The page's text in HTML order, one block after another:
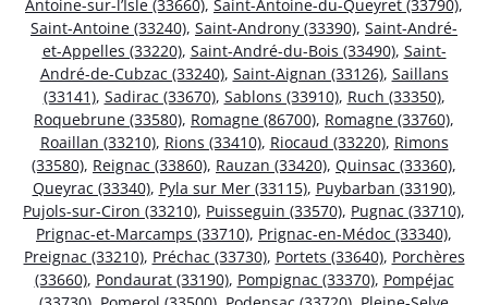
Antoine-sur-l’Isle (33660), Saint-Antoine-du-Queyret (33790),
Saint-Antoine (33240), Saint-Androny (33390), Saint-André-
et-Appelles (33220), Saint-André-du-Bois (33490), Saint-
André-de-Cubzac (33240), Saint-Aignan (33126), Saillans
(33141), Sadirac (33670), Sablons (33910), Ruch (33350),
Roquebrune (33580), Romagne (86700), Romagne (33760),
Roaillan (33210), Rions (33410), Riocaud (33220), Rimons
(33580), Reignac (33860), Rauzan (33420), Quinsac (33360),
Queyrac (33340), Pyla sur Mer (33115), Puybarban (33190),
Pujols-sur-Ciron (33210), Puisseguin (33570), Pugnac (33710),
Prignac-et-Marcamps (33710), Prignac-en-Médoc (33340),
Preignac (33210), Préchac (33730), Portets (33640), Porchères
(33660), Pondaurat (33190), Pompignac (33370), Pompéjac